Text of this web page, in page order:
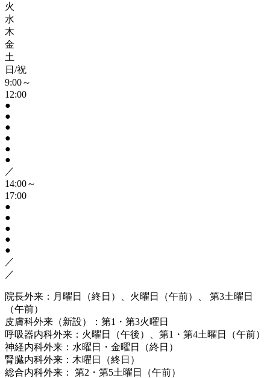
火
水
木
金
土
日/祝
9:00～
12:00
●
●
●
●
●
●
／
14:00～
17:00
●
●
●
●
●
／
／
院長外来：月曜日（終日）、火曜日（午前）、 第3土曜日
（午前）
皮膚科外来（新設）：第1・第3火曜日
呼吸器内科外来：火曜日（午後）、第1・第4土曜日（午前）
神経内科外来：水曜日・金曜日（終日）
腎臓内科外来：木曜日（終日）
総合内科外来： 第2・第5土曜日（午前）